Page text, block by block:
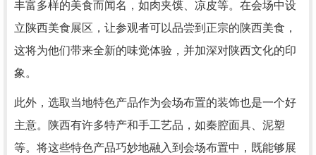
丰富多样的美食而闻名，如肉夹馍、凉皮等。在会场中设
立陕西美食展区，让参观者可以品尝到正宗的陕西美食，
这将为他们带来全新的味觉体验，并加深对陕西文化的印
象。
此外，选取当地特色产品作为会场布置的装饰也是一个好
主意。陕西有许多特产和手工艺品，如秦腔面具、泥塑
等。将这些特色产品巧妙地融入到会场布置中，既能够展